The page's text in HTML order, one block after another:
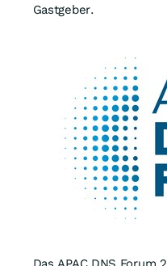
Gastgeber.